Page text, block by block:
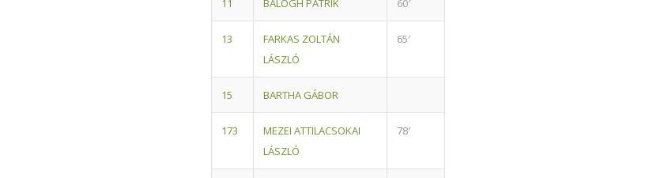
11 BALOGH PATRIK 60′
13
FARKAS ZOLTÁN
LÁSZLÓ
65′
15 BARTHA GÁBOR
173 MEZEI ATTILACSOKAI
LÁSZLÓ
78′